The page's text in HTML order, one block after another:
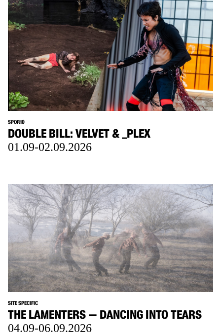
SPOR10
DOUBLE BILL: VELVET & _PLEX
01.09-02.09.2026
SITE SPECIFIC
THE LAMENTERS — DANCING INTO TEARS
04.09-06.09.2026